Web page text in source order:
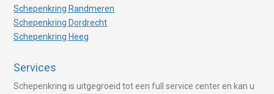
Schepenkring Randmeren
Schepenkring Dordrecht
Schepenkring Heeg
Services
Schepenkring is uitgegroeid tot een full service center en kan u